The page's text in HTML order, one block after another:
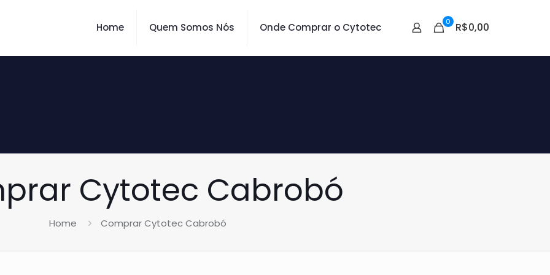
Home Quem Somos Nós Onde Comprar o Cytotec 0 R$0,00
Cytotec Cabrobó
Home Comprar Cytotec Cabrobó